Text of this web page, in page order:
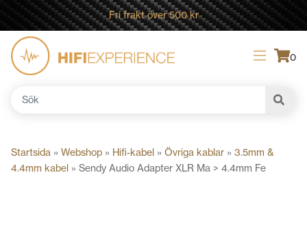
Fri frakt över 500 kr
0
Sök
Startsida » Webshop » Hifi-kabel » Övriga kablar » 3.5mm &
4.4mm kabel » Sendy Audio Adapter XLR Ma > 4.4mm Fe